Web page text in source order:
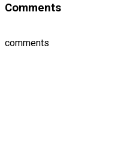
Comments
comments